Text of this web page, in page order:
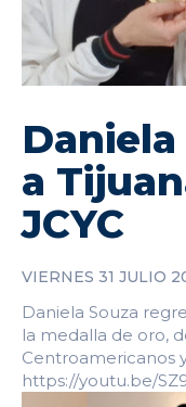
a
JCYC
VIERNES 31 JULIO
Daniela Souza
la medalla de oro,
Centroamericanos
https://youtu.be/